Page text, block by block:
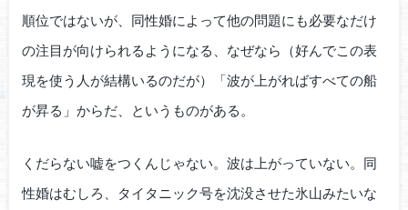
順位ではないが、同性婚によって他の問題にも必要なだけ
の注目が向けられるようになる、なぜなら（好んでこの表
現を使う人が結構いるのだが）「波が上がればすべての船
が昇る」からだ、というものがある。
くだらない嘘をつくんじゃない。波は上がっていない。同
性婚はむしろ、タイタニック号を沈没させた氷山みたいな